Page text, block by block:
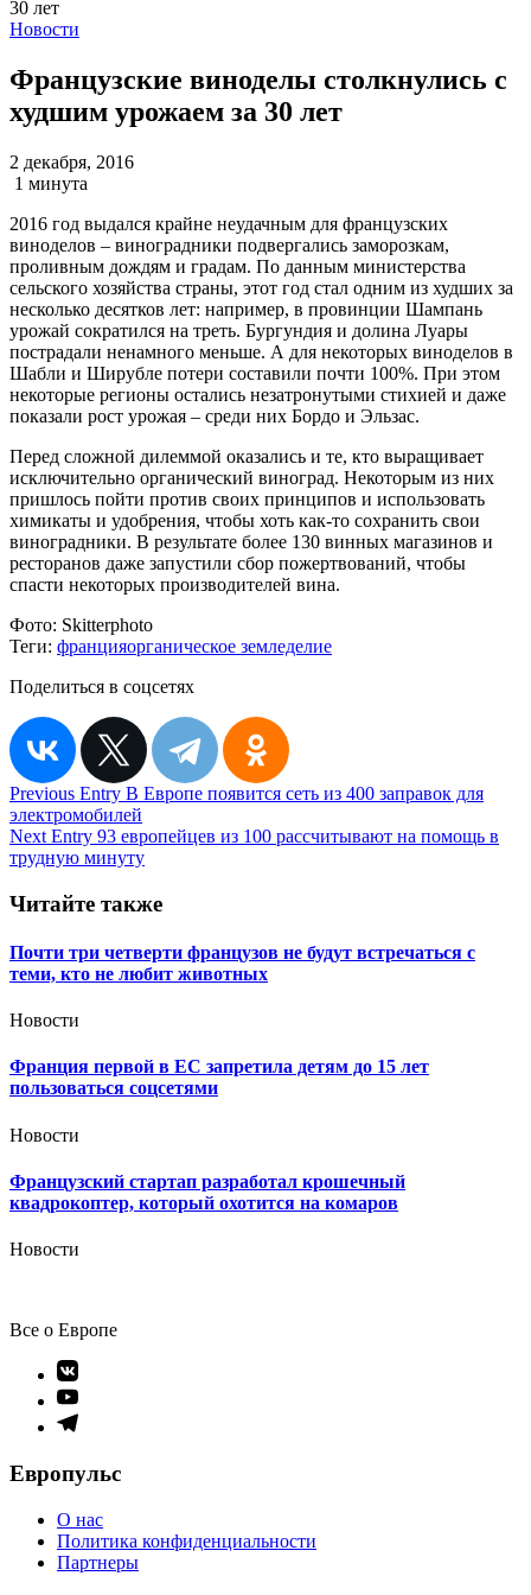
Новости
Французские виноделы столкнулись с
худшим урожаем за 30 лет
2 декабря, 2016
1 минута
2016 год выдался крайне неудачным для французских
виноделов – виноградники подвергались заморозкам,
проливным дождям и градам. По данным министерства
сельского хозяйства страны, этот год стал одним из худших за
несколько десятков лет: например, в провинции Шампань
урожай сократился на треть. Бургундия и долина Луары
пострадали ненамного меньше. А для некоторых виноделов в
Шабли и Ширубле потери составили почти 100%. При этом
некоторые регионы остались незатронутыми стихией и даже
показали рост урожая – среди них Бордо и Эльзас.
Перед сложной дилеммой оказались и те, кто выращивает
исключительно органический виноград. Некоторым из них
пришлось пойти против своих принципов и использовать
химикаты и удобрения, чтобы хоть как-то сохранить свои
виноградники. В результате более 130 винных магазинов и
ресторанов даже запустили сбор пожертвований, чтобы
спасти некоторых производителей вина.
Фото: Skitterphoto
Теги: францияорганическое земледелие
Поделиться в соцсетях
Навигация
по
записям
Previous Entry В Европе появится сеть из 400 заправок для
электромобилей
Next Entry 93 европейцев из 100 рассчитывают на помощь в
трудную минуту
Читайте также
Почти три четверти французов не будут встречаться с
теми, кто не любит животных
Новости
Франция первой в ЕС запретила детям до 15 лет
пользоваться соцсетями
Новости
Французский стартап разработал крошечный
квадрокоптер, который охотится на комаров
Новости
Все о Европе
Элемент
меню
Элемент
меню
Элемент
Европульс
О нас
Политика конфиденциальности
Партнеры